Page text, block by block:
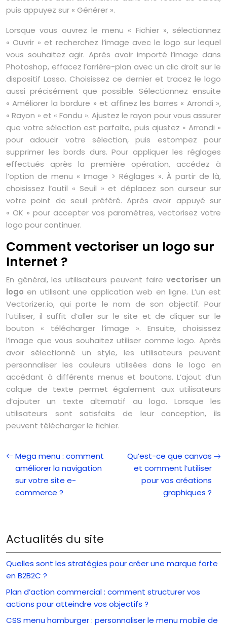
puis appuyez sur « Générer ».
Lorsque vous ouvrez le menu « Fichier », sélectionnez
« Ouvrir » et recherchez l’image avec le logo sur lequel
vous souhaitez agir. Après avoir importé l’image dans
Photoshop, effacez l’arrière-plan avec un clic droit sur le
dispositif Lasso. Choisissez ce dernier et tracez le logo
aussi précisément que possible. Sélectionnez ensuite
« Améliorer la bordure » et affinez les barres « Arrondi »,
« Rayon » et « Fondu ». Ajustez le rayon pour vous assurer
que votre sélection est parfaite, puis ajustez « Arrondi »
pour adoucir votre sélection, puis estompez pour
supprimer les bords durs. Pour appliquer les réglages
effectués après la première opération, accédez à
l’option de menu « Image > Réglages ». À partir de là,
choisissez l’outil « Seuil » et déplacez son curseur sur
votre point de seuil préféré. Après avoir appuyé sur
« OK » pour accepter vos paramètres, vectorisez votre
logo pour continuer.
Comment vectoriser un logo sur
Internet ?
En général, les utilisateurs peuvent fairevectoriser un
logo en utilisant une application web en ligne. L’un est
Vectorizer.io, qui porte le nom de son objectif. Pour
l’utiliser, il suffit d’aller sur le site et de cliquer sur le
bouton « télécharger l’image ». Ensuite, choisissez
l’image que vous souhaitez utiliser comme logo. Après
avoir sélectionné un style, les utilisateurs peuvent
personnaliser les couleurs utilisées dans le logo en
accédant à différents menus et boutons. L’ajout d’un
calque de texte permet également aux utilisateurs
d’ajouter un texte alternatif au logo. Lorsque les
utilisateurs sont satisfaits de leur conception, ils
peuvent télécharger le fichier.
Mega menu : comment
améliorer la navigation
sur votre site e-
commerce ?
Qu’est-ce que canvas
et comment l’utiliser
pour vos créations
graphiques ?
Actualités du site
Quelles sont les stratégies pour créer une marque forte
en B2B2C ?
Plan d’action commercial : comment structurer vos
actions pour atteindre vos objectifs ?
CSS menu hamburger : personnaliser le menu mobile de